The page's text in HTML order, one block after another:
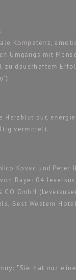
Kompetenz,
Umgangs mit
dauerhaftem
Herzblut pur,
vermittelt.
Kovac und
Bayer 04
GmbH
Best Western
"Sie hat nur